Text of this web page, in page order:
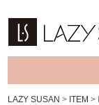
LAZY SUSAN > ITEM >